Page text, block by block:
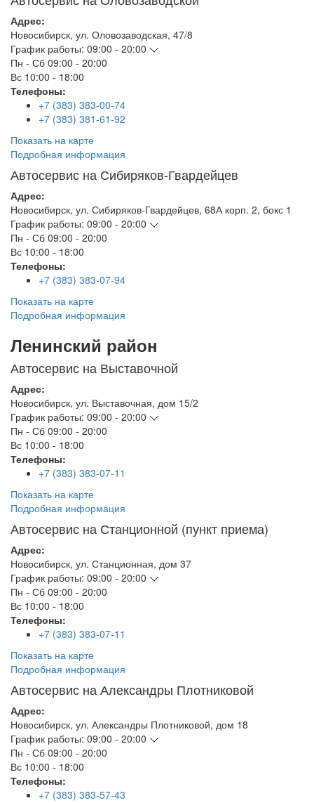
Адрес:
Новосибирск, ул. Оловозаводская, 47/8
График работы: 09:00 - 20:00
Пн - Сб 09:00 - 20:00
Вс 10:00 - 18:00
Телефоны:
+7 (383) 383-00-74
+7 (383) 381-61-92
Показать на карте
Подробная информация
Автосервис на Сибиряков-Гвардейцев
Адрес:
Новосибирск, ул. Сибиряков-Гвардейцев, 68А корп. 2, бокс 1
График работы: 09:00 - 20:00
Пн - Сб 09:00 - 20:00
Вс 10:00 - 18:00
Телефоны:
+7 (383) 383-07-94
Показать на карте
Подробная информация
Ленинский район
Автосервис на Выставочной
Адрес:
Новосибирск, ул. Выставочная, дом 15/2
График работы: 09:00 - 20:00
Пн - Сб 09:00 - 20:00
Вс 10:00 - 18:00
Телефоны:
+7 (383) 383-07-11
Показать на карте
Подробная информация
Автосервис на Станционной (пункт приема)
Адрес:
Новосибирск, ул. Станционная, дом 37
График работы: 09:00 - 20:00
Пн - Сб 09:00 - 20:00
Вс 10:00 - 18:00
Телефоны:
+7 (383) 383-07-11
Показать на карте
Подробная информация
Автосервис на Александры Плотниковой
Адрес:
Новосибирск, ул. Александры Плотниковой, дом 18
График работы: 09:00 - 20:00
Пн - Сб 09:00 - 20:00
Вс 10:00 - 18:00
Телефоны:
+7 (383) 383-57-43